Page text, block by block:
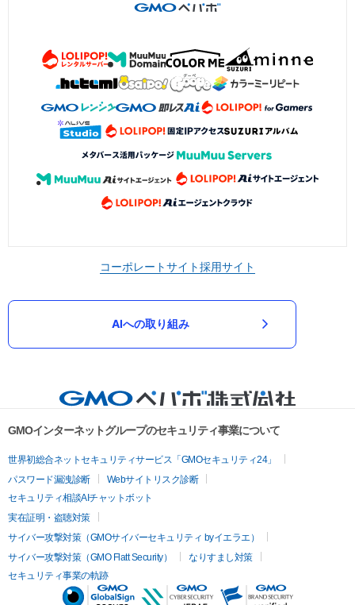
コーポレートサイト採用サイト
AIへの取り組み
GMOインターネットグループのセキュリティ事業について
世界初総合ネットセキュリティサービス「GMOセキュリティ24」
パスワード漏洩診断
Webサイトリスク診断
セキュリティ相談AIチャットボット
実在証明・盗聴対策
サイバー攻撃対策（GMOサイバーセキュリティ byイエラエ）
サイバー攻撃対策（GMO Flatt Security）
なりすまし対策
セキュリティ事業の軌跡